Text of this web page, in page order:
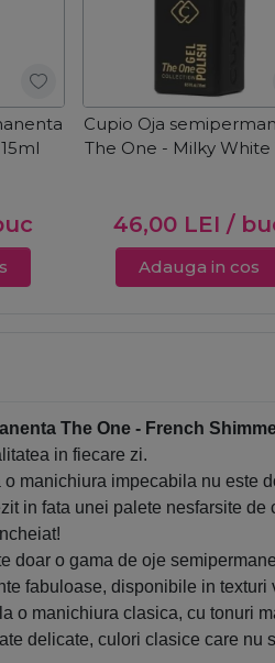
Cupio Oja
The One - Milky White
46,00 LEI /
Adauga in cos
The One - French
in fiecare zi.
o manichiura impecabila nu este
in fata unei palete nesfarsite
doar o gama de oje
fabuloase, disponibile in
o manichiura clasica, cu tonuri
delicate, culori clasice care